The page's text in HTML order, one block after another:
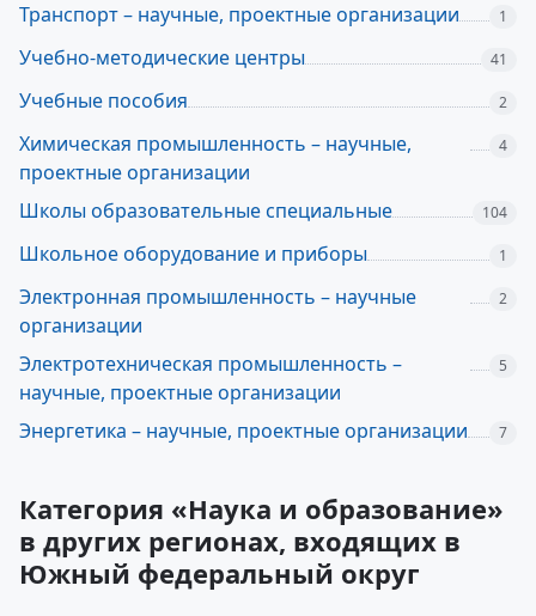
Транспорт – научные, проектные организации 1
Учебно-методические центры 41
Учебные пособия 2
Химическая промышленность – научные,
проектные организации
4
Школы образовательные специальные 104
Школьное оборудование и приборы 1
Электронная промышленность – научные
организации
2
Электротехническая промышленность –
научные, проектные организации
5
Энергетика – научные, проектные организации 7
Категория «Наука и образование»
в других регионах, входящих в
Южный федеральный округ